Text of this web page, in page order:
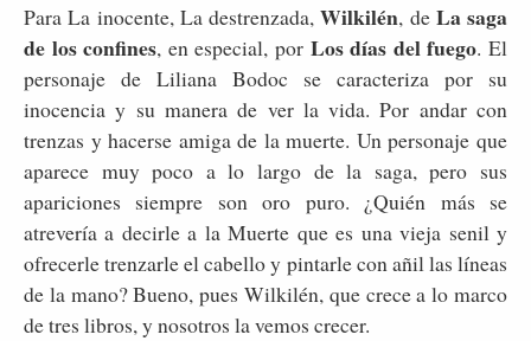
Para La inocente, La destrenzada,Wilkilén, de La saga
de los confines, en especial, por Los días del fuego. El
personaje de Liliana Bodoc se caracteriza por su
inocencia y su manera de ver la vida. Por andar con
trenzas y hacerse amiga de la muerte. Un personaje que
aparece muy poco a lo largo de la saga, pero sus
apariciones siempre son oro puro. ¿Quién más se
atrevería a decirle a la Muerte que es una vieja senil y
ofrecerle trenzarle el cabello y pintarle con añil las líneas
de la mano? Bueno, pues Wilkilén, que crece a lo marco
de tres libros, y nosotros la vemos crecer.